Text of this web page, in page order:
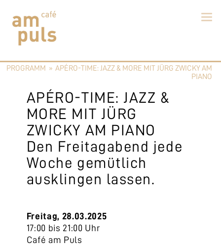
content
PROGRAMM »APÉRO-TIME: JAZZ & MORE MIT JÜRG ZWICKY AM
PIANO
APÉRO-TIME: JAZZ &
MORE MIT JÜRG
ZWICKY AM PIANO
Den Freitagabend jede
Woche gemütlich
ausklingen lassen.
Freitag, 28.03.2025
17:00 bis 21:00 Uhr
Café am Puls